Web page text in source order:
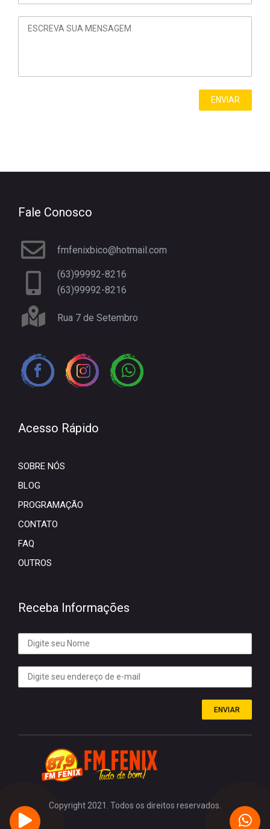
Fale Conosco
fmfenixbico@hotmail.com
(63)99992-8216
(63)99992-8216
Rua 7 de Setembro
Acesso Rápido
SOBRE NÓS
BLOG
PROGRAMAÇÃO
CONTATO
FAQ
OUTROS
Receba Informações
ENVIAR
Copyright 2021. Todos os direitos reservados.